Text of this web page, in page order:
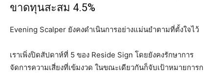
ขาดทุนสะสม 4.5%
Evening Scalper ยังคงดำเนินการอย่างแม่นยำตามที่ตั้งใจไว้
เราเพิ่งปิดสัปดาห์ที่ 5 ของ Reside Sign โดยยังคงรักษาการ
จัดการความเสี่ยงที่เข้มงวด ในขณะเดียวกันก็จับเป้าหมายการก